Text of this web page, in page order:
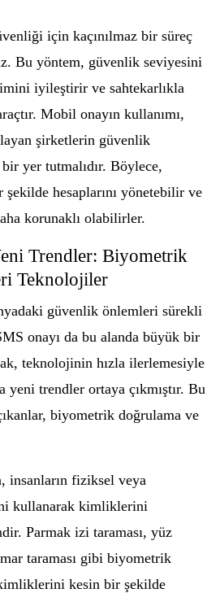
için kaçınılmaz bir süreç
Bu yöntem, güvenlik seviyesini
iyileştirir ve sahtekarlıkla
Mobil onayın kullanımı,
şirketlerin güvenlik
yer tutmalıdır. Böylece,
hesaplarını yönetebilir ve
korunaklı olabilirler.
Trendler: Biyometrik
Teknolojiler
güvenlik önlemleri sürekli
onayı da bu alanda büyük bir
teknolojinin hızla ilerlemesiyle
yeni trendler ortaya çıkmıştır. Bu
biyometrik doğrulama ve
insanların fiziksel veya
kullanarak kimliklerini
Parmak izi taraması, yüz
taraması gibi biyometrik
kesin bir şekilde